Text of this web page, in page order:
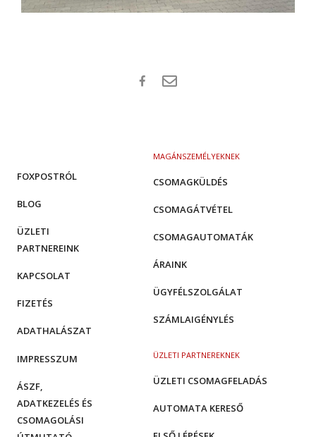
MAGÁNSZEMÉLYEKNEK
CSOMAGKÜLDÉS
CSOMAGÁTVÉTEL
CSOMAGAUTOMATÁK
ÁRAINK
ÜGYFÉLSZOLGÁLAT
SZÁMLAIGÉNYLÉS
ÜZLETI PARTNEREKNEK
ÜZLETI CSOMAGFELADÁS
AUTOMATA KERESŐ
FOXPOSTRÓL
BLOG
ÜZLETI
PARTNEREINK
KAPCSOLAT
FIZETÉS
ADATHALÁSZAT
IMPRESSZUM
ÁSZF,
ADATKEZELÉS ÉS
CSOMAGOLÁSI